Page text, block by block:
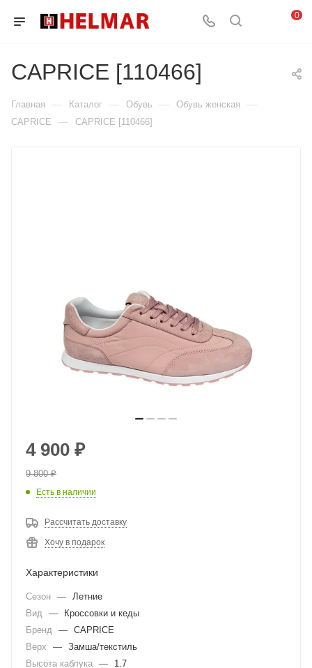
0
CAPRICE [110466]
Главная — Каталог — Обувь — Обувь женская —
CAPRICE — CAPRICE [110466]
4 900 ₽
9 800₽
Есть в наличии
Рассчитать доставку
Хочу в подарок
Характеристики
Сезон —
Летние
Вид
—
Кроссовки и кеды
Бренд
— CAPRICE
Верх
— Замша/текстиль
Высота каблука —
1.7